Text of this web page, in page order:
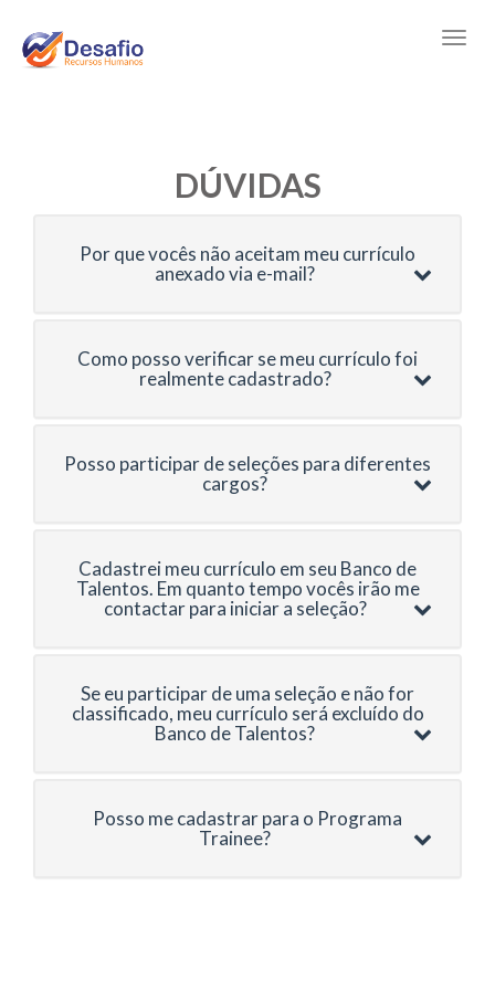
DÚVIDAS
Por que vocês não aceitam meu currículo
anexado via e-mail?
Como posso verificar se meu currículo foi
realmente cadastrado?
Posso participar de seleções para diferentes
cargos?
Cadastrei meu currículo em seu Banco de
Talentos. Em quanto tempo vocês irão me
contactar para iniciar a seleção?
Se eu participar de uma seleção e não for
classificado, meu currículo será excluído do
Banco de Talentos?
Posso me cadastrar para o Programa
Trainee?